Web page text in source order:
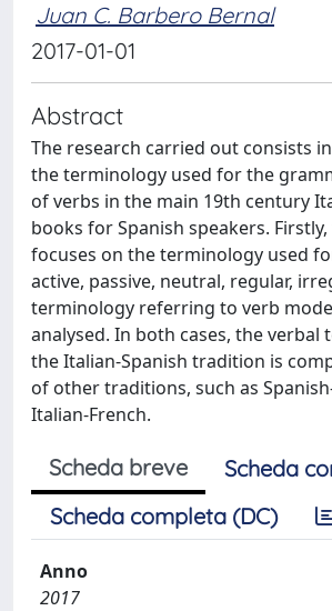
Juan C. Barbero Bernal
2017-01-01
Abstract
The research carried out consists
the terminology used for the
of verbs in the main 19th century
books for Spanish speakers.
focuses on the terminology used
active, passive, neutral, regular,
terminology referring to verb
analysed. In both cases, the verbal
the Italian-Spanish tradition is
of other traditions, such as
Italian-French.
Scheda breve
Scheda
Scheda completa (DC)
Anno
2017